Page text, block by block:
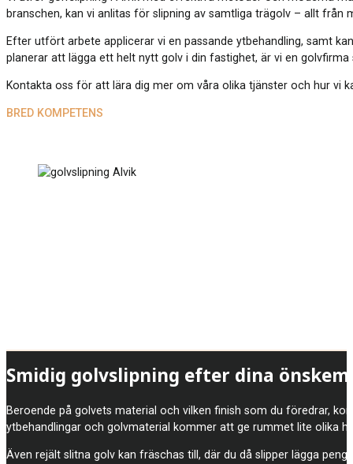
branschen, kan vi anlitas för slipning av samtliga trägolv – allt
Efter utfört arbete applicerar vi en passande ytbehandling, samt
planerar att lägga ett helt nytt golv i din fastighet, är vi en golvfirma
Kontakta oss för att lära dig mer om våra olika tjänster och hur vi
BRED KOMPETENS
Smidig golvslipning efter dina
Beroende på golvets material och vilken finish som du föredrar,
ytbehandlingar och golvmaterial kommer att ge rummet lite olika
Även rejält slitna golv kan fräschas till, där du då slipper lägga